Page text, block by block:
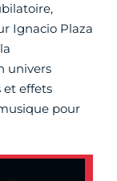
Ignacio Plaza
univers
et effets
pour